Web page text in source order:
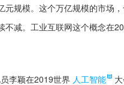
规模。这个万亿规模的市场，
不减。工业互联网这个概念在
李颖在2019世界 人工智能